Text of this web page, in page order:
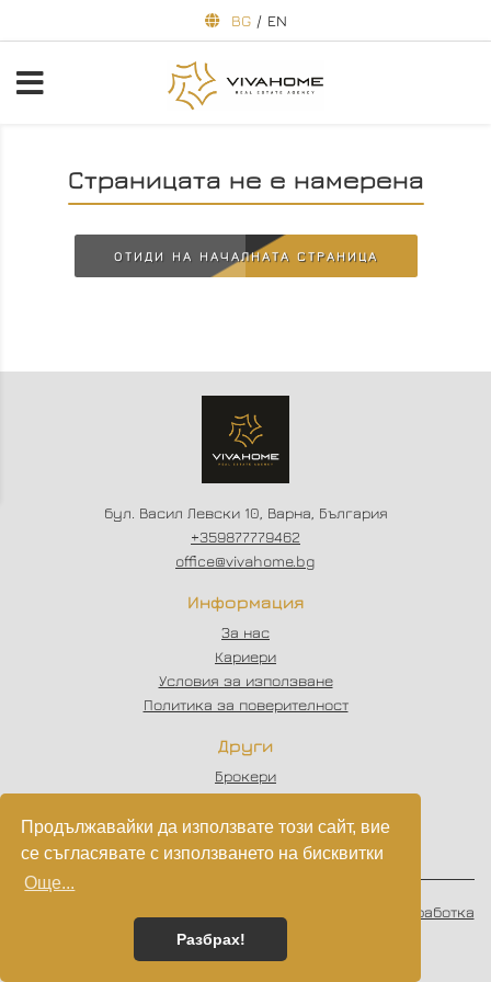
Продължавайки да използвате този сайт, вие
се съгласявате с използването на бисквитки
Още...
Разбрах!
BG / EN
Страницата не е намерена
ОТИДИ НА НАЧАЛНАТА СТРАНИЦА
бул. Васил Левски 10, Варна, България
+359877779462
office@vivahome.bg
Информация
За нас
Кариери
Условия за използване
Политика за поверителност
Други
Брокери
Отзиви
Статии
Партньори
Изработка
на софтуер